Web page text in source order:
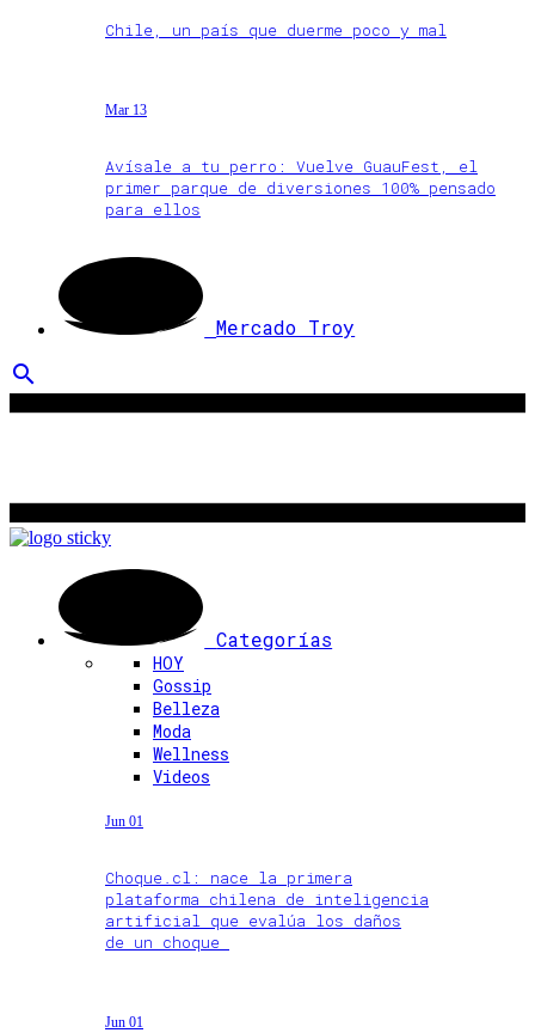
Chile, un país que duerme poco y mal
Mar 13
Avísale a tu perro: Vuelve GuauFest, el
primer parque de diversiones 100% pensado
para ellos
Mercado Troy
search
Categorías
HOY
Gossip
Belleza
Moda
Wellness
Videos
Jun 01
Choque.cl: nace la primera
plataforma chilena de inteligencia
artificial que evalúa los daños
de un choque
Jun 01